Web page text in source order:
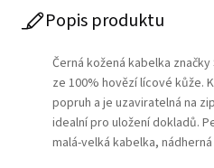
Popis produktu
Černá kožená kabelka značky
ze 100% hovězí lícové kůže.
popruh a je uzaviratelná na
idealní pro uložení dokladů.
malá-velká kabelka,